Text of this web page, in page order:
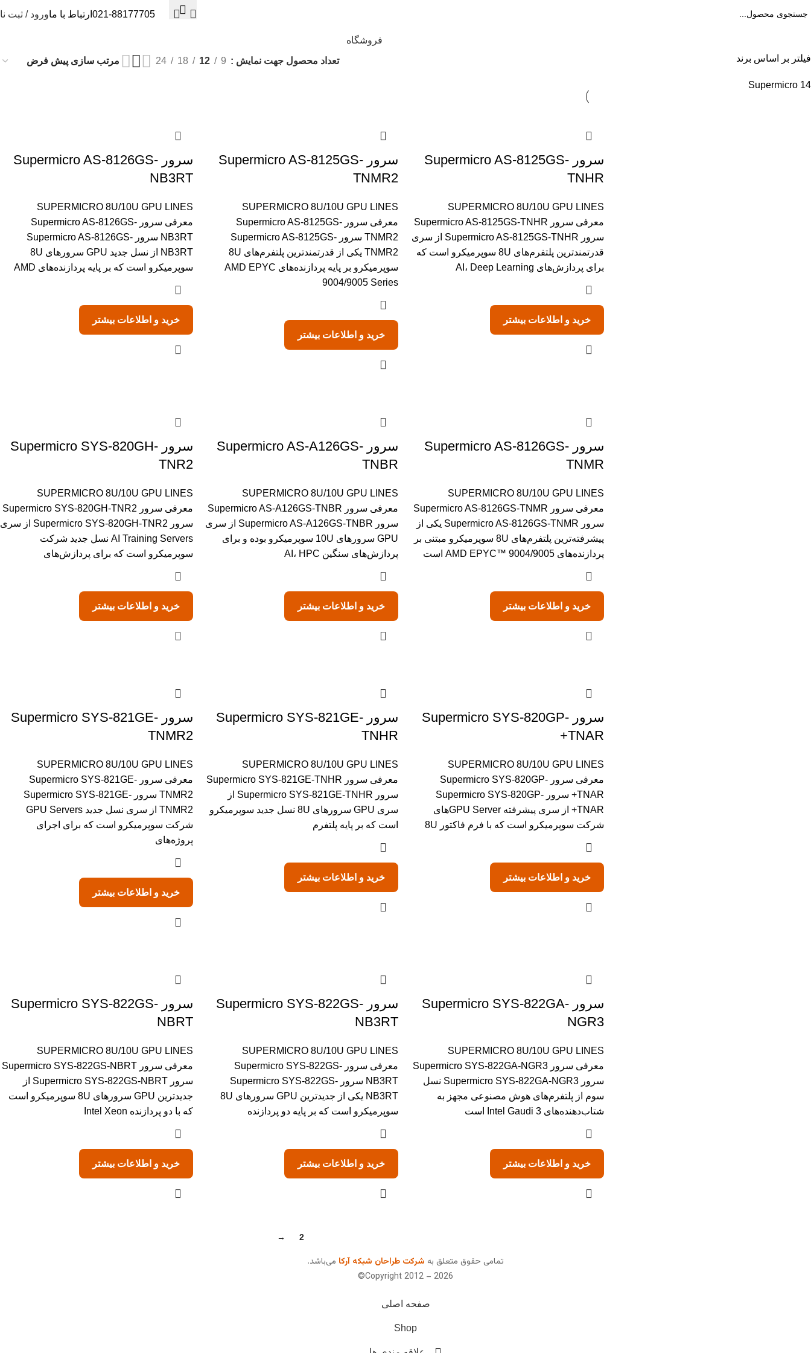
021-88177705 ارتباط با ماورود / ثبت
فروشگاه
فیلتر بر اساس برند
Supermicro 14
تعداد محصول جهت نمایش 9
12
18
24
سرور Supermicro AS-8125GS-
TNHR
SUPERMICRO 8U/10U GPU LINES
معرفی سرور Supermicro AS-8125GS-TNHR
سرور Supermicro AS-8125GS-TNHR از سری
قدرتمندترین پلتفرم‌های 8U سوپرمیکرو است که
برای پردازش‌های AI، Deep Learning
خرید و اطلاعات بیشتر
سرور Supermicro AS-8125GS-
TNMR2
SUPERMICRO 8U/10U GPU LINES
معرفی سرور Supermicro AS-8125GS-
TNMR2 سرور Supermicro AS-8125GS-
TNMR2 یکی از قدرتمندترین پلتفرم‌های 8U
سوپرمیکرو بر پایه پردازنده‌های AMD EPYC
9004/9005 Series
خرید و اطلاعات بیشتر
سرور Supermicro AS-8126GS-
NB3RT
SUPERMICRO 8U/10U GPU LINES
معرفی سرور Supermicro AS-8126GS-
NB3RT سرور Supermicro AS-8126GS-
NB3RT از نسل جدید GPU سرورهای 8U
سوپرمیکرو است که بر پایه پردازنده‌های AMD
خرید و اطلاعات بیشتر
سرور Supermicro AS-8126GS-
TNMR
SUPERMICRO 8U/10U GPU LINES
معرفی سرور Supermicro AS-8126GS-TNMR
سرور Supermicro AS-8126GS-TNMR یکی از
پیشرفته‌ترین پلتفرم‌های 8U سوپرمیکرو مبتنی بر
پردازنده‌های AMD EPYC™ 9004/9005 است
خرید و اطلاعات بیشتر
سرور Supermicro AS-A126GS-
TNBR
SUPERMICRO 8U/10U GPU LINES
معرفی سرور Supermicro AS-A126GS-TNBR
سرور Supermicro AS-A126GS-TNBR از سری
GPU سرورهای 10U سوپرمیکرو بوده و برای
پردازش‌های سنگین AI، HPC
خرید و اطلاعات بیشتر
سرور Supermicro SYS-820GH-
TNR2
SUPERMICRO 8U/10U GPU LINES
معرفی سرور Supermicro SYS-820GH-TNR2
سرور Supermicro SYS-820GH-TNR2 از سری
AI Training Servers نسل جدید شرکت
سوپرمیکرو است که برای پردازش‌های
خرید و اطلاعات بیشتر
سرور Supermicro SYS-820GP-
TNAR+
SUPERMICRO 8U/10U GPU LINES
معرفی سرور Supermicro SYS-820GP-
TNAR+ سرور Supermicro SYS-820GP-
TNAR+ از سری پیشرفته GPU Serverهای
شرکت سوپرمیکرو است که با فرم فاکتور 8U
خرید و اطلاعات بیشتر
سرور Supermicro SYS-821GE-
TNHR
SUPERMICRO 8U/10U GPU LINES
معرفی سرور Supermicro SYS-821GE-TNHR
سرور Supermicro SYS-821GE-TNHR از
سری GPU سرورهای 8U نسل جدید سوپرمیکرو
است که بر پایه پلتفرم
خرید و اطلاعات بیشتر
سرور Supermicro SYS-821GE-
TNMR2
SUPERMICRO 8U/10U GPU LINES
معرفی سرور Supermicro SYS-821GE-
TNMR2 سرور Supermicro SYS-821GE-
TNMR2 از سری نسل جدید GPU Servers
شرکت سوپرمیکرو است که برای اجرای
پروژه‌های
خرید و اطلاعات بیشتر
سرور Supermicro SYS-822GA-
NGR3
SUPERMICRO 8U/10U GPU LINES
معرفی سرور Supermicro SYS-822GA-NGR3
سرور Supermicro SYS-822GA-NGR3 نسل
سوم از پلتفرم‌های هوش مصنوعی مجهز به
شتاب‌دهنده‌های Intel Gaudi 3 است
خرید و اطلاعات بیشتر
سرور Supermicro SYS-822GS-
NB3RT
SUPERMICRO 8U/10U GPU LINES
معرفی سرور Supermicro SYS-822GS-
NB3RT سرور Supermicro SYS-822GS-
NB3RT یکی از جدیدترین GPU سرورهای 8U
سوپرمیکرو است که بر پایه دو پردازنده
خرید و اطلاعات بیشتر
سرور Supermicro SYS-822GS-
NBRT
SUPERMICRO 8U/10U GPU LINES
معرفی سرور Supermicro SYS-822GS-NBRT
سرور Supermicro SYS-822GS-NBRT از
جدیدترین GPU سرورهای 8U سوپرمیکرو است
که با دو پردازنده Intel Xeon
خرید و اطلاعات بیشتر
2
→
تمامی حقوق متعلق به شرکت طراحان شبکه آرکا می‌باشد.
Copyright 2012 – 2026©
صفحه اصلی
Shop